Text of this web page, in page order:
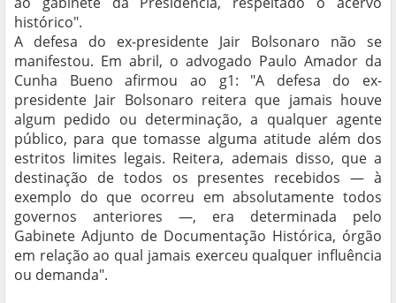
histórico".
A defesa do ex-presidente Jair Bolsonaro não se
manifestou. Em abril, o advogado Paulo Amador da
Cunha Bueno afirmou ao g1: "A defesa do ex-
presidente Jair Bolsonaro reitera que jamais houve
algum pedido ou determinação, a qualquer agente
público, para que tomasse alguma atitude além dos
estritos limites legais. Reitera, ademais disso, que a
destinação de todos os presentes recebidos — à
exemplo do que ocorreu em absolutamente todos
governos anteriores —, era determinada pelo
Gabinete Adjunto de Documentação Histórica, órgão
em relação ao qual jamais exerceu qualquer influência
ou demanda".